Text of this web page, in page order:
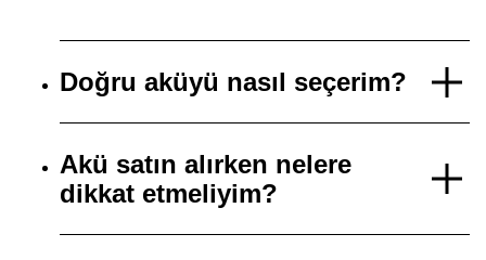
Doğru aküyü nasıl seçerim?
Akü satın alırken nelere
dikkat etmeliyim?